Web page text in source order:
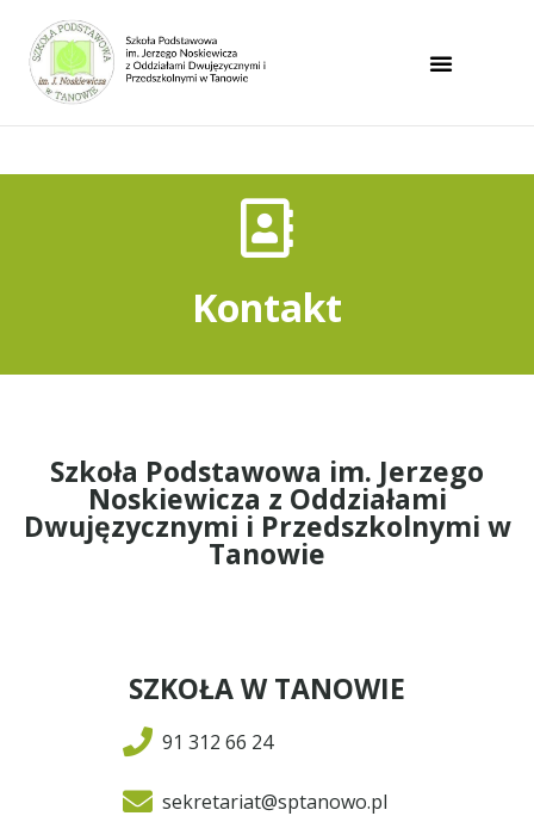
Uwaga:
strona
internetowa
zawiera
Kontakt
Szkoła Podstawowa im. Jerzego
Noskiewicza z Oddziałami
Dwujęzycznymi i Przedszkolnymi w
Tanowie
SZKOŁA W TANOWIE
91 312 66 24
sekretariat@sptanowo.pl